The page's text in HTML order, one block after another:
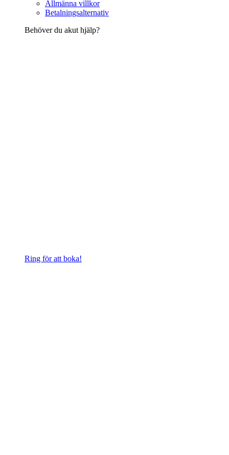
Allmänna villkor
Betalningsalternativ
Behöver du akut hjälp?
Ring för att boka!